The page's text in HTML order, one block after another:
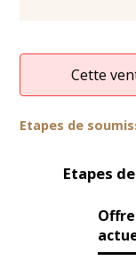
Cette
Etapes de
Etapes
Offre